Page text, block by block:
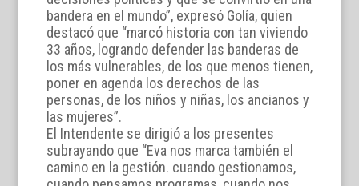
bandera en el mundo”, expresó Golía, quien
destacó que “marcó historia con tan viviendo
33 años, logrando defender las banderas de
los más vulnerables, de los que menos tienen,
poner en agenda los derechos de las
personas, de los niños y niñas, los ancianos y
las mujeres”.
El Intendente se dirigió a los presentes
subrayando que “Eva nos marca también el
camino en la gestión. cuando gestionamos,